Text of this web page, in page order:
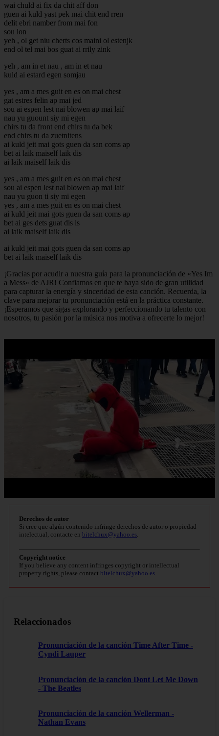
wai chuld ai fix da chit aff don
guen ai kuld yast pek mai chit end rren
delit ebri namber from mai fon
sou lon
yeh , ol get niu cherts cos maini ol estenjk
end ol tel mai bos guat ai rrily zink
yeh , am in et nau , am in et nau
kuld ai estard egen somjau
yes , am a mes guit en es on mai chest
gat estres felin ap mai jed
sou ai espen lest nai blowen ap mai laif
nau yu guount siy mi egen
chirs tu da front end chirs tu da bek
end chirs tu da zuetnitens
ai kuld jeit mai gots guen da san coms ap
bet ai laik maiself laik dis
ai laik maiself laik dis
yes , am a mes guit en es on mai chest
sou ai espen lest nai blowen ap mai laif
nau yu guon ti siy mi egen
yes , am a mes guit en es on mai chest
ai kuld jeit mai gots guen da san coms ap
bet ai ges dets guat dis is
ai laik maiself laik dis
ai kuld jeit mai gots guen da san coms ap
bet ai laik maiself laik dis
¡Gracias por acudir a nuestra guía para la pronunciación de «Yes Im
a Mess» de AJR! Confiamos en que te haya sido de gran utilidad
para capturar la energía y sinceridad de esta canción. Recuerda, la
clave para mejorar tu pronunciación está en la práctica constante.
¡Esperamos que sigas explorando y perfeccionando tu talento con
nosotros, tu pasión por la música nos motiva a ofrecerte lo mejor!
Derechos de autor
Si cree que algún contenido infringe derechos de autor o propiedad
intelectual, contacte en bitelchux@yahoo.es
Copyright notice
If you believe any content infringes copyright or intellectual
property rights, please contact bitelchux@yahoo.es
Relaccionados
Pronunciación de la canción Time After Time -
Cyndi Lauper
Pronunciación de la canción Dont Let Me Down
- The Beatles
Pronunciación de la canción Wellerman -
Nathan Evans